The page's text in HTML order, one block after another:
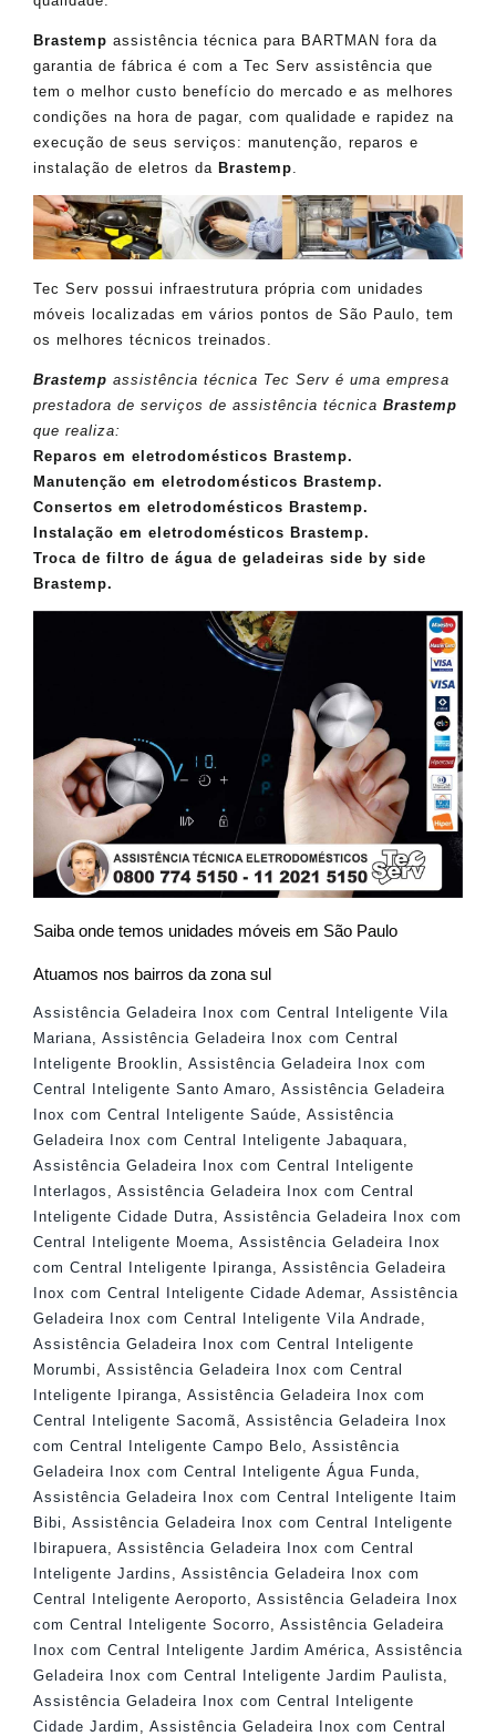
Brastemp assistência técnica para BARTMAN fora da
garantia de fábrica é com a Tec Serv assistência que
tem o melhor custo benefício do mercado e as melhores
condições na hora de pagar, com qualidade e rapidez na
execução de seus serviços: manutenção, reparos e
instalação de eletros da Brastemp.
Tec Serv possui infraestrutura própria com unidades
móveis localizadas em vários pontos de São Paulo, tem
os melhores técnicos treinados.
Brastemp assistência técnica Tec Serv é uma empresa
prestadora de serviços de assistência técnica Brastemp
que realiza:
Reparos em eletrodomésticos Brastemp.
Manutenção em eletrodomésticos Brastemp.
Consertos em eletrodomésticos Brastemp.
Instalação em eletrodomésticos Brastemp.
Troca de filtro de água de geladeiras side by side
Brastemp.
Saiba onde temos unidades móveis em São Paulo
Atuamos nos bairros da zona sul
Assistência Geladeira Inox com Central Inteligente Vila
Mariana
Assistência Geladeira Inox com Central
Inteligente Brooklin
Assistência Geladeira Inox com
Central Inteligente Santo Amaro
Assistência Geladeira
Inox com Central Inteligente Saúde
Assistência
Geladeira Inox com Central Inteligente Jabaquara
Assistência Geladeira Inox com Central Inteligente
Interlagos
Assistência Geladeira Inox com Central
Inteligente Cidade Dutra
Assistência Geladeira Inox com
Central Inteligente Moema
Assistência Geladeira Inox
com Central Inteligente Ipiranga
Assistência Geladeira
Inox com Central Inteligente Cidade Ademar, Assistência
Geladeira Inox com Central Inteligente Vila Andrade
Assistência Geladeira Inox com Central Inteligente
Morumbi
Assistência Geladeira Inox com Central
Inteligente Ipiranga
Assistência Geladeira Inox com
Central Inteligente Sacomã
Assistência Geladeira Inox
com Central Inteligente Campo Belo
Assistência
Geladeira Inox com Central Inteligente Água Funda
Assistência Geladeira Inox com Central Inteligente Itaim
Bibi
Assistência Geladeira Inox com Central Inteligente
Ibirapuera
Assistência Geladeira Inox com Central
Inteligente Jardins
Assistência Geladeira Inox com
Central Inteligente Aeroporto
Assistência Geladeira Inox
com Central Inteligente Socorro
Assistência Geladeira
Inox com Central Inteligente Jardim América
Assistência
Geladeira Inox com Central Inteligente Jardim Paulista
Assistência Geladeira Inox com Central Inteligente
Cidade Jardim
Assistência Geladeira Inox com Central